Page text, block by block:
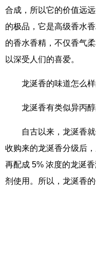
合成，所以它的价值远
的极品，它是高级香水
的香水香精，不仅香气
以深受人们的喜爱。
龙涎香的味道怎么
龙涎香有类似异丙醇
自古以来，龙涎香
收购来的龙涎香分级后
再配成 5% 浓度的龙涎
剂使用。所以，龙涎香